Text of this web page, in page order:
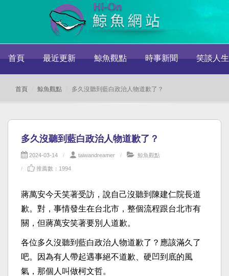
首頁 最近更新 鯨魚觀點 時事新聞 笑談人生
首頁 鯨魚觀點 多久沒聽到藍白政治人物道歉了？
多久沒聽到藍白政治人物道歉了？
2024-03-14 taiwandreamer 鯨魚觀點
推薦數：1994
蔣萬安今天笑著受訪，說自己沒聽到陳建仁院長道
歉。對，事情發生在台北市，整個流程跟台北市有
關，但蔣萬安笑著要別人道歉。
各位多久沒聽到藍白政治人物道歉了？應該滿久了
吧。因為有人帶起遇事絕不道歉、硬凹到底的風
氣，那個人叫做柯文哲。